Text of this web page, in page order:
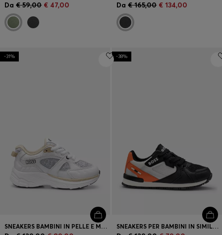
Da € 59,00 € 47,00 Da € 165,00 € 134,00
-31%
SNEAKERS BAMBINI IN PELLE E MESH
-38%
SNEAKERS PER BAMBINI IN SIMILPELLE E MESH